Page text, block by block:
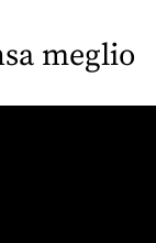
meglio